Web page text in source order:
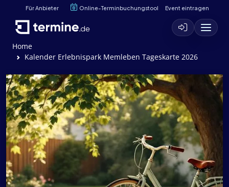
Für Anbieter Online-Terminbuchungstool Event eintragen
Home
Kalender Erlebnispark Memleben Tageskarte 2026